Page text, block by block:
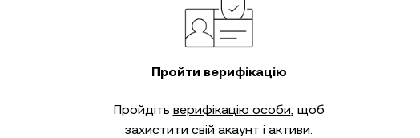
Пройти верифікацію
Пройдіть верифікацію особи, щоб
захистити свій акаунт і активи.